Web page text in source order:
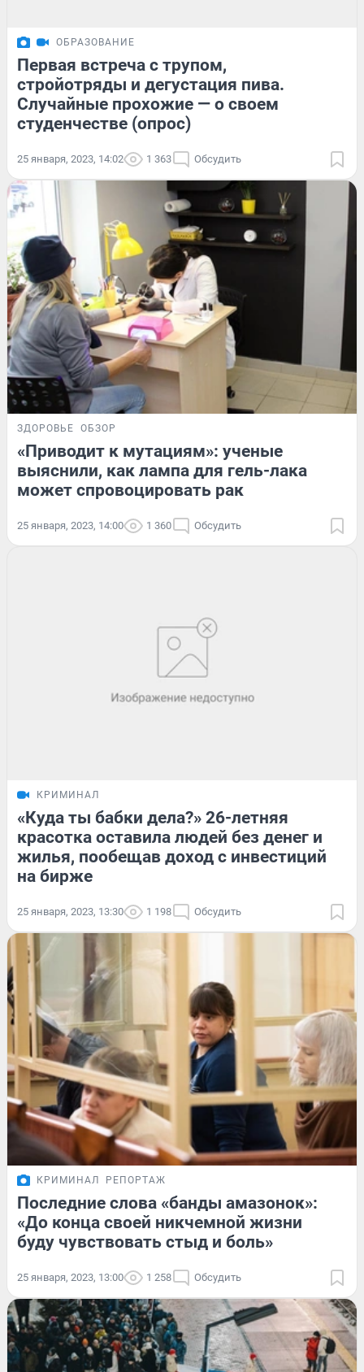
ОБРАЗОВАНИЕ
Первая встреча с трупом,
стройотряды и дегустация пива.
Случайные прохожие — о своем
студенчестве (опрос)
25 января, 2023, 14:02 1 363 Обсудить
ЗДОРОВЬЕ ОБЗОР
«Приводит к мутациям»: ученые
выяснили, как лампа для гель-лака
может спровоцировать рак
25 января, 2023, 14:00 1 360 Обсудить
КРИМИНАЛ
«Куда ты бабки дела?» 26-летняя
красотка оставила людей без денег и
жилья, пообещав доход с инвестиций
на бирже
25 января, 2023, 13:30 1 198 Обсудить
КРИМИНАЛ РЕПОРТАЖ
Последние слова «банды амазонок»:
«До конца своей никчемной жизни
буду чувствовать стыд и боль»
25 января, 2023, 13:00 1 258 Обсудить